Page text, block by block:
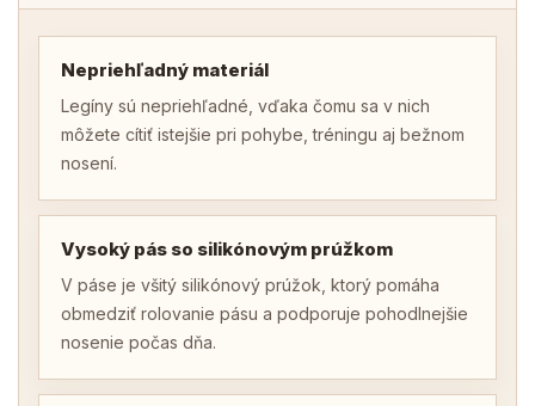
Nepriehľadný materiál
Legíny sú nepriehľadné, vďaka čomu sa v nich
môžete cítiť istejšie pri pohybe, tréningu aj bežnom
nosení.
Vysoký pás so silikónovým prúžkom
V páse je všitý silikónový prúžok, ktorý pomáha
obmedziť rolovanie pásu a podporuje pohodlnejšie
nosenie počas dňa.